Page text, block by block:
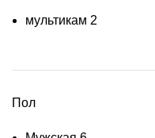
мультикам 2
Пол